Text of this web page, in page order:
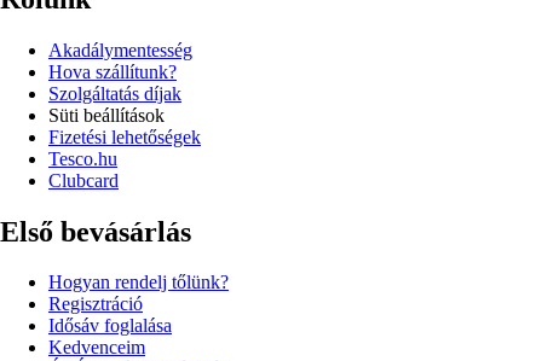
Akadálymentesség
Hova szállítunk?
Szolgáltatás díjak
Süti beállítások
Fizetési lehetőségek
Tesco.hu
Clubcard
Első bevásárlás
Hogyan rendelj tőlünk?
Regisztráció
Idősáv foglalása
Kedvenceim